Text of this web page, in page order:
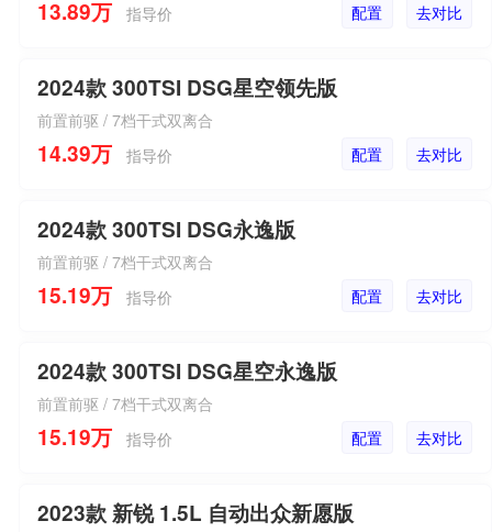
13.89万 指导价 去对比
配置
2024款 300TSI DSG星空领先版
前置前驱 / 7档干式双离合
14.39万 指导价 去对比
配置
2024款 300TSI DSG永逸版
前置前驱 / 7档干式双离合
15.19万 指导价 去对比
配置
2024款 300TSI DSG星空永逸版
前置前驱 / 7档干式双离合
15.19万 指导价 去对比
配置
2023款 新锐 1.5L 自动出众新愿版